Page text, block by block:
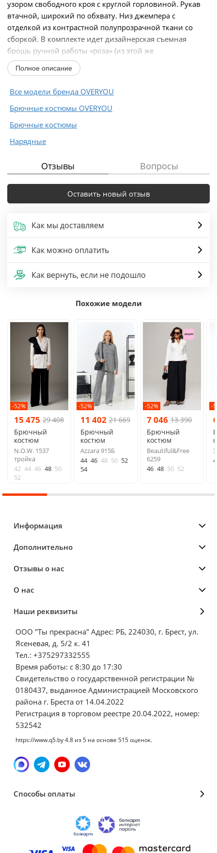
узором свободного кроя с круглой горловиной. Рукав
втачной, широкий по обхвату. Низ джемпера с
отделкой из контрастной полупрозрачной ткани со
сборкой. В комплекте идет дизайнерская съемная
брошь ручной работы «роза» (из этой же
полупрозрачной...
Полное описание
Все модели бренда OVERYOU
Брючные костюмы OVERYOU
Брючные костюмы
Нарядные
Отзывы Вопросы
Оставить новый отзыв
Как мы доставляем
Как можно оплатить
Как вернуть, если не подошло
Похожие модели
-52%
15 475 29 408
Брючный
костюм
N.O.W. 1537
тройка
42 44 46 48 50
52
-52%
11 402 21 669
Брючный
костюм
Azzara 915Б
44 46 48 50 52
54
-52%
7 046 13 390
Брючный
костюм
Beautiful&Free
6259
46 48 50 52
-
Информация
Дополнительно
Отзывы о нас
О нас
Наши реквизиты
ООО "Ты прекрасна" Адрес: РБ, 224030, г. Брест, ул.
Ясеневая, д. 5/2 к. 41
Тел.: +375297332555
Время работы: с 8:30 до 17:30
Свидетельство о государственной регистрации №
0180437, выданное Администрацией Московского
района г. Бреста от 14.04.2022
Регистрация в торговом реестре 20.04.2022, номер:
532542
https://www.q5.by4.8 из5 на основе 515оценок.
Способы оплаты